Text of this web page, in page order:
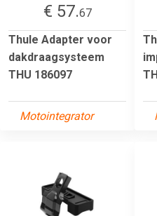
€ 57.67
Thule Adapter voor
dakdraagsysteem
THU 186097
Motointegrator